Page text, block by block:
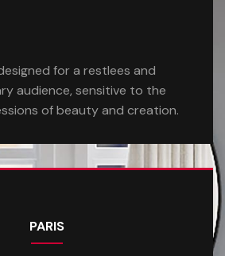
for a restlees and
audience, sensitive to the
of beauty and creation.
PARIS